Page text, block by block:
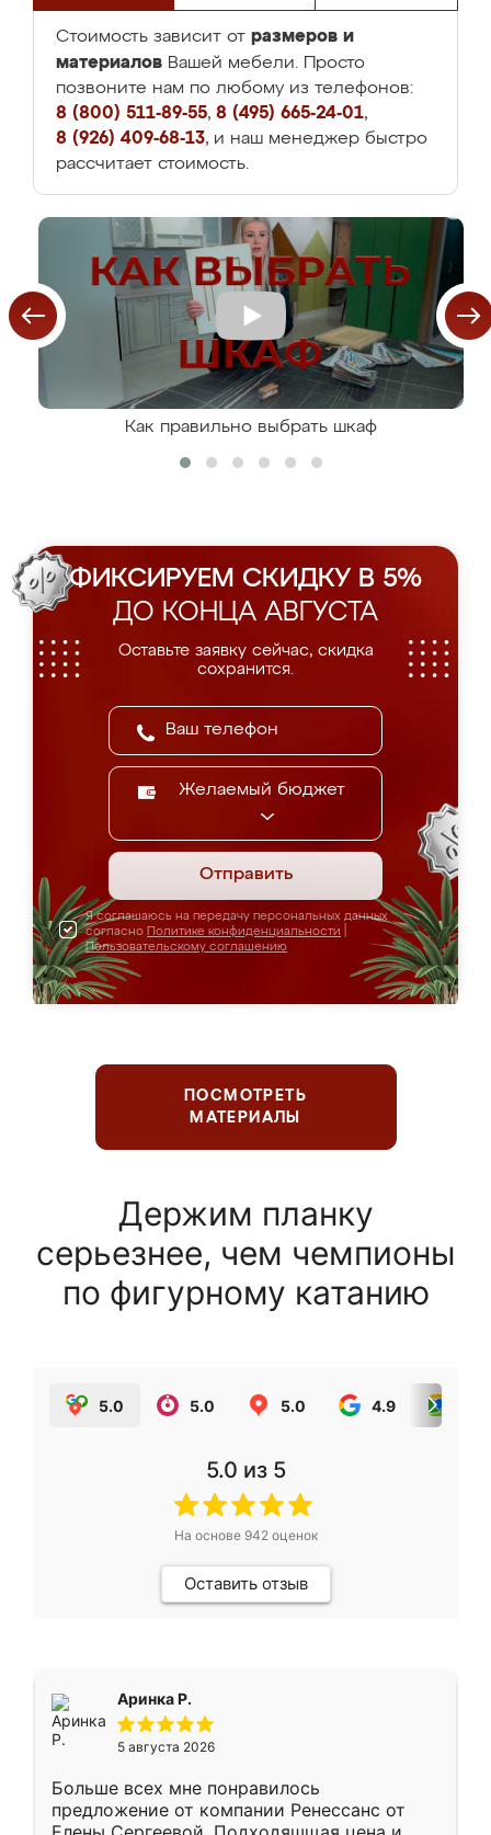
Стоимость зависит от размеров и
материалов Вашей мебели. Просто
позвоните нам по любому из телефонов:
8 (800) 511-89-55, 8 (495) 665-24-01,
8 (926) 409-68-13, и наш менеджер быстро
рассчитает стоимость.
Как правильно выбрать шкаф
ФИКСИРУЕМ СКИДКУ В 5%
ДО КОНЦА АВГУСТА
Оставьте заявку сейчас, скидка
сохранится.
Желаемый бюджет
Отправить
Я соглашаюсь на передачу персональных данных
согласно Политике конфиденциальности
Пользовательскому соглашению
ПОСМОТРЕТЬ
МАТЕРИАЛЫ
Держим планку
серьезнее, чем чемпионы
по фигурному катанию
5.0 5.0 5.0 4.9
5.0 из 5
На основе 942оценок
Оставить отзыв
Аринка Р.
5 августа 2026
Больше всех мне понравилось
предложение от компании Ренессанс от